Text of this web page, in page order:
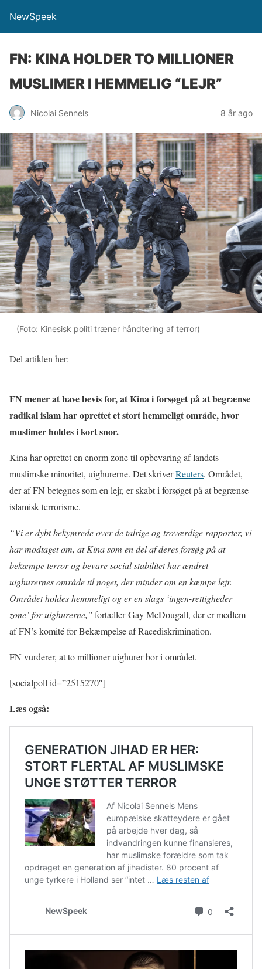
NewSpeek
FN: KINA HOLDER TO MILLIONER
MUSLIMER I HEMMELIG “LEJR”
Nicolai Sennels 8 år ago
(Foto: Kinesisk politi træner håndtering af terror)
Del artiklen her:
FN mener at have bevis for, at Kina i forsøget på at begrænse
radikal islam har oprettet et stort hemmeligt område, hvor
muslimer holdes i kort snor.
Kina har oprettet en enorm zone til opbevaring af landets
muslimske minoritet, uighurerne. Det skriverReuters. Området,
der af FN betegnes som en lejr, er skabt i forsøget på at begrænse
islamisk terrorisme.
“Vi er dybt bekymrede over de talrige og troværdige rapporter, vi
har modtaget om, at Kina som en del af deres forsøg på at
bekæmpe terror og bevare social stabilitet har ændret
uighurernes område til noget, der minder om en kæmpe lejr.
Området holdes hemmeligt og er en slags ‘ingen-rettigheder
zone’ for uighurerne,” fortæller Gay McDougall, der er medlem
af FN’s komité for Bekæmpelse af Racediskrimination.
FN vurderer, at to millioner uighurer bor i området.
[socialpoll id=”2515270″]
Læs også: